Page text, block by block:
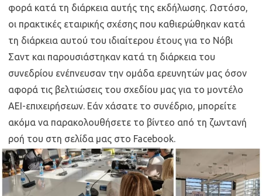
φορά κατά τη διάρκεια αυτής της εκδήλωσης. Ωστόσο,
οι πρακτικές εταιρικής σχέσης που καθιερώθηκαν κατά
τη διάρκεια αυτού του ιδιαίτερου έτους για το Νόβι
Σαντ και παρουσιάστηκαν κατά τη διάρκεια του
συνεδρίου ενέπνευσαν την ομάδα ερευνητών μας όσον
αφορά τις βελτιώσεις του σχεδίου μας για το μοντέλο
ΑΕΙ-επιχειρήσεων. Εάν χάσατε το συνέδριο, μπορείτε
ακόμα να παρακολουθήσετε το βίντεο από τη ζωντανή
ροή του στη σελίδα μας στο Facebook.